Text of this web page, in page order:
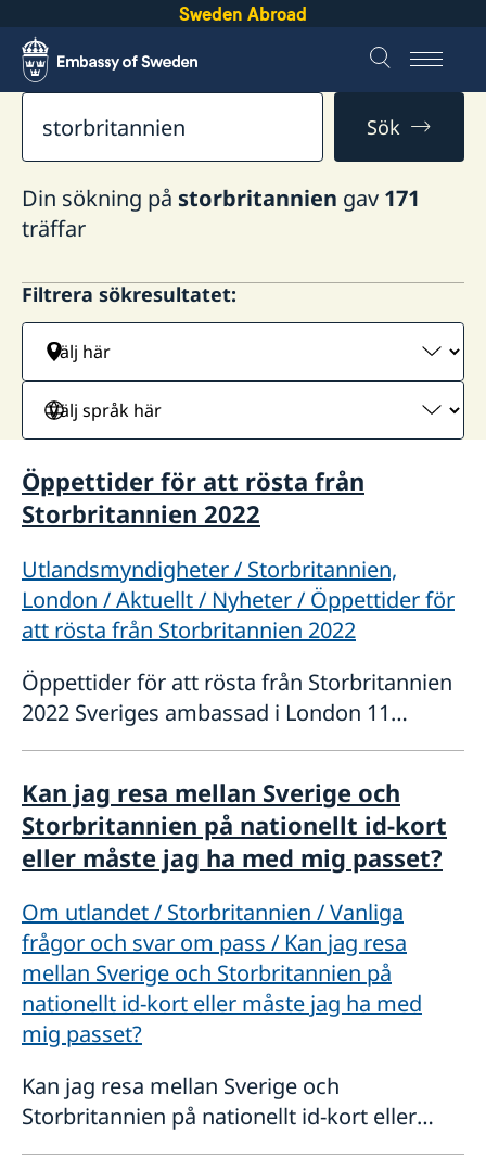
Sweden Abroad
Sök
Din sökning på storbritannien gav 171
träffar
Filtrera sökresultatet:
Välj
här
Välj
språk
här
Öppettider för att rösta från
Storbritannien 2022
Utlandsmyndigheter / Storbritannien,
London / Aktuellt / Nyheter / Öppettider för
att rösta från Storbritannien 2022
Öppettider för att rösta från Storbritannien
2022 Sveriges ambassad i London 11
Montagu Pl, London W1H 2AL, UK Måndag
15:00 - 18:00 Onsdag 24 augusti, 15:
Kan jag resa mellan Sverige och
Storbritannien på nationellt id-kort
eller måste jag ha med mig passet?
Om utlandet / Storbritannien / Vanliga
frågor och svar om pass / Kan jag resa
mellan Sverige och Storbritannien på
nationellt id-kort eller måste jag ha med
mig passet?
Kan jag resa mellan Sverige och
Storbritannien på nationellt id-kort eller
måste jag ha med mig passet? Från